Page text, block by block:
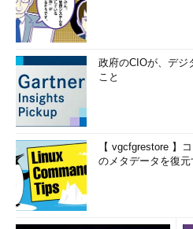
政府のCIOが、デジ
こと
【 vgcfgrestore 】
のメタデータを復元